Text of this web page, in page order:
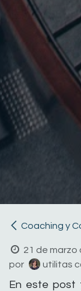
Coaching y
21 de marzo
por
utilitas
En este post